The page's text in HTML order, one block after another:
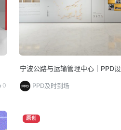
0
宁波公路与运输管理中心｜PPD
PPD及时到场
原创